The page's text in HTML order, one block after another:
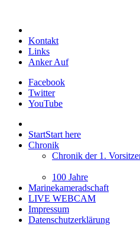
Kontakt
Links
Anker Auf
Facebook
Twitter
YouTube
StartStart here
Chronik
Chronik der 1.
100 Jahre
Marinekameradschaft
LIVE WEBCAM
Impressum
Datenschutzerklärung